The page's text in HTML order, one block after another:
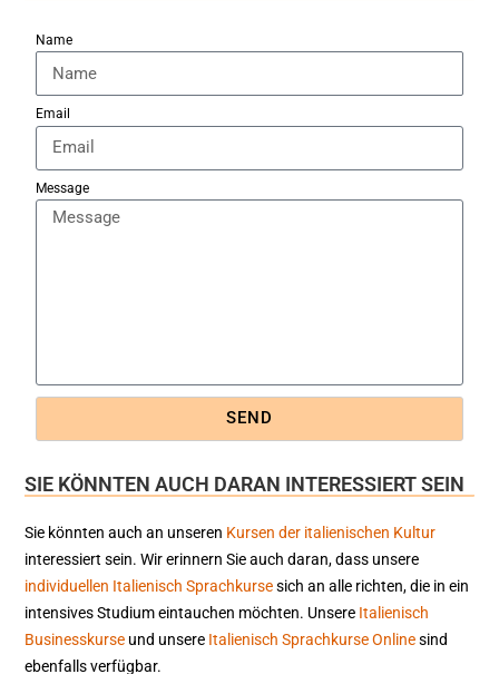
Name
Email
Message
SEND
SIE KÖNNTEN AUCH DARAN INTERESSIERT SEIN
Sie könnten auch an unseren Kursen der italienischen Kultur
interessiert sein. Wir erinnern Sie auch daran, dass unsere
individuellen Italienisch Sprachkursesich an alle richten, die in ein
intensives Studium eintauchen möchten. Unsere Italienisch
Businesskurse und unsere Italienisch Sprachkurse Onlinesind
ebenfalls verfügbar.